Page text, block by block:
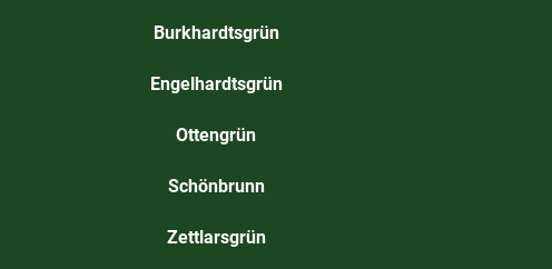
Burkhardtsgrün
Engelhardtsgrün
Ottengrün
Schönbrunn
Zettlarsgrün